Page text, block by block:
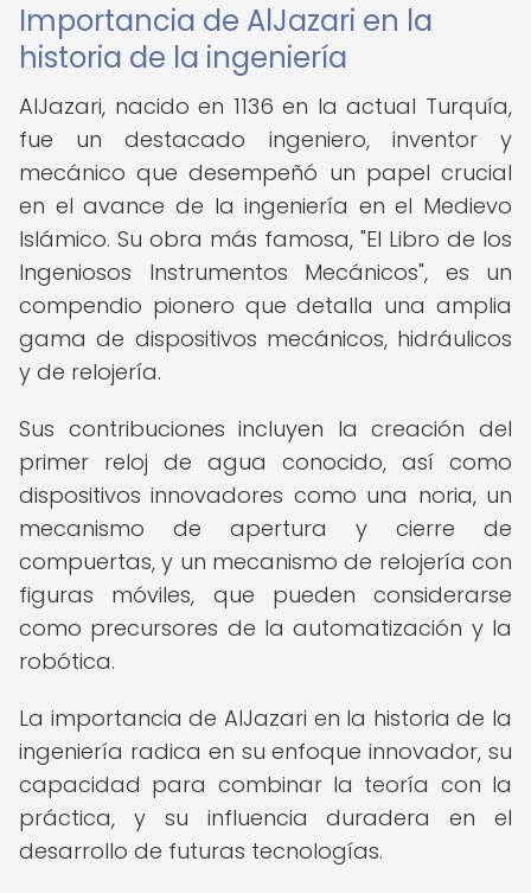
Importancia de AlJazari en la
historia de la ingeniería
AlJazari, nacido en 1136 en la actual Turquía,
fue un destacado ingeniero, inventor y
mecánico que desempeñó un papel crucial
en el avance de la ingeniería en el Medievo
Islámico. Su obra más famosa, "El Libro de los
Ingeniosos Instrumentos Mecánicos", es un
compendio pionero que detalla una amplia
gama de dispositivos mecánicos, hidráulicos
y de relojería.
Sus contribuciones incluyen la creación del
primer reloj de agua conocido, así como
dispositivos innovadores como una noria, un
mecanismo de apertura y cierre de
compuertas, y un mecanismo de relojería con
figuras móviles, que pueden considerarse
como precursores de la automatización y la
robótica.
La importancia de AlJazari en la historia de la
ingeniería radica en su enfoque innovador, su
capacidad para combinar la teoría con la
práctica, y su influencia duradera en el
desarrollo de futuras tecnologías.